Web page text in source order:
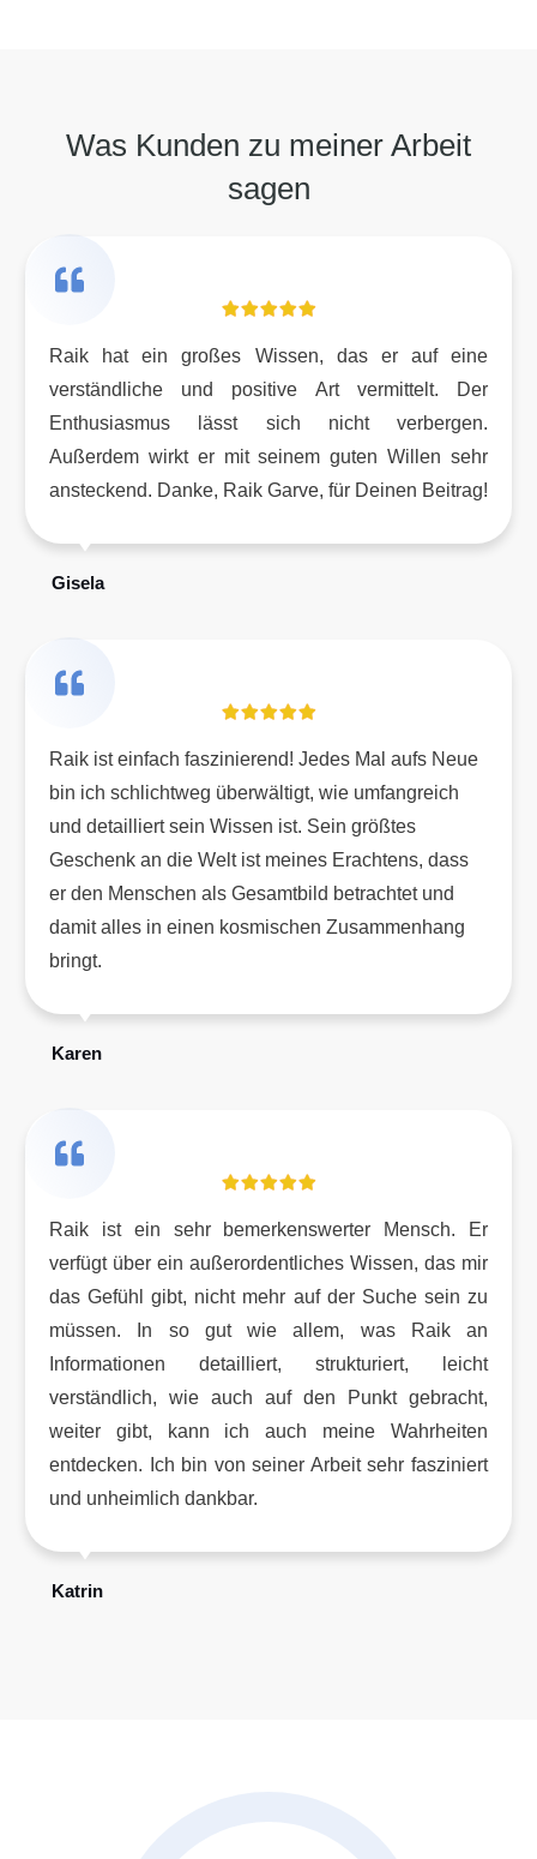
Was Kunden zu meiner Arbeit
sagen
Raik hat ein großes Wissen, das er auf eine
verständliche und positive Art vermittelt. Der
Enthusiasmus lässt sich nicht verbergen.
Außerdem wirkt er mit seinem guten Willen sehr
ansteckend. Danke, Raik Garve, für Deinen Beitrag!
Gisela
Raik ist einfach faszinierend! Jedes Mal aufs Neue
bin ich schlichtweg überwältigt, wie umfangreich
und detailliert sein Wissen ist. Sein größtes
Geschenk an die Welt ist meines Erachtens, dass
er den Menschen als Gesamtbild betrachtet und
damit alles in einen kosmischen Zusammenhang
bringt.
Karen
Raik ist ein sehr bemerkenswerter Mensch. Er
verfügt über ein außerordentliches Wissen, das mir
das Gefühl gibt, nicht mehr auf der Suche sein zu
müssen. In so gut wie allem, was Raik an
Informationen detailliert, strukturiert, leicht
verständlich, wie auch auf den Punkt gebracht,
weiter gibt, kann ich auch meine Wahrheiten
entdecken. Ich bin von seiner Arbeit sehr fasziniert
und unheimlich dankbar.
Katrin